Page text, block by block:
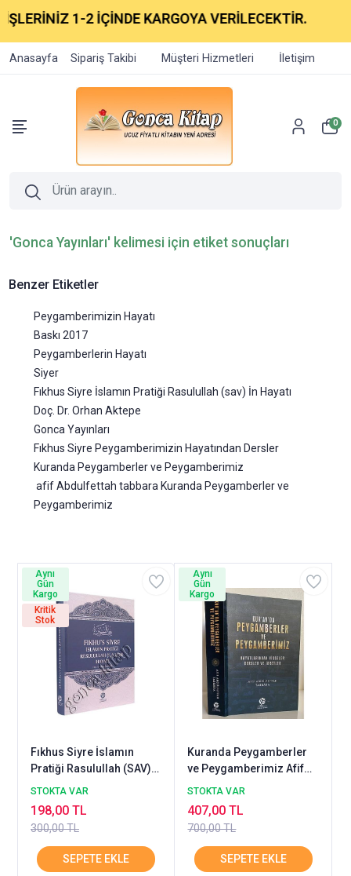
1-2 İÇİNDE KARGOYA VERİLECEKTİR.
Anasayfa Sipariş Takibi Müşteri Hizmetleri İletişim
0
'Gonca Yayınları' kelimesi için etiket sonuçları
Benzer Etiketler
Peygamberimizin Hayatı
Baskı 2017
Peygamberlerin Hayatı
Siyer
Fıkhus Siyre İslamın Pratiği Rasulullah (sav) İn Hayatı
Doç. Dr. Orhan Aktepe
Gonca Yayınları
Fıkhus Siyre Peygamberimizin Hayatından Dersler
Kuranda Peygamberler ve Peygamberimiz
afif Abdulfettah tabbara Kuranda Peygamberler ve
Peygamberimiz
Fıkhus Siyre İslamın
Pratiği Rasulullah (SAV)
in Hayatı GONCA
STOKTA VAR
300,00 TL
198,00 TL
Aynı
Gün
Kargo
Kritik
Stok
Kuranda Peygamberler
ve Peygamberimiz Afif
Abdulfettah Tabbara
STOKTA VAR
700,00 TL
407,00 TL
Aynı
Gün
Kargo